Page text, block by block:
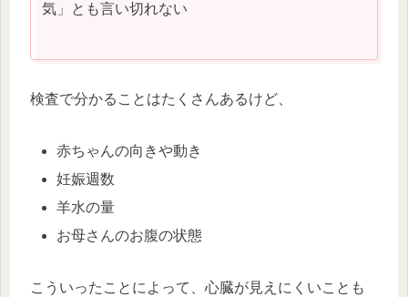
気」とも言い切れない
検査で分かることはたくさんあるけど、
赤ちゃんの向きや動き
妊娠週数
羊水の量
お母さんのお腹の状態
こういったことによって、心臓が見えにくいことも